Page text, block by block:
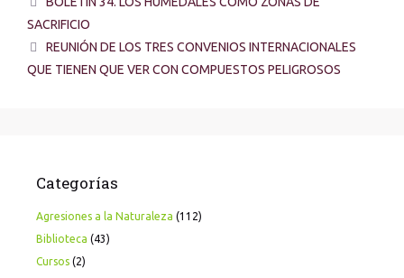
SACRIFICIO
REUNIÓN DE LOS TRES CONVENIOS INTERNACIONALES
QUE TIENEN QUE VER CON COMPUESTOS PELIGROSOS
Categorías
Agresiones a la Naturaleza (112)
Biblioteca (43)
Cursos (2)